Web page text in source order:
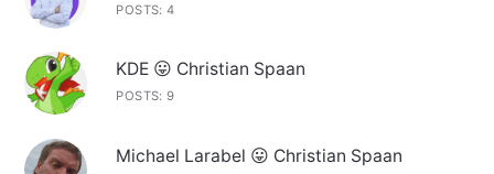
POSTS: 4
KDE 😛 Christian Spaan
POSTS: 9
Michael Larabel 😛 Christian Spaan